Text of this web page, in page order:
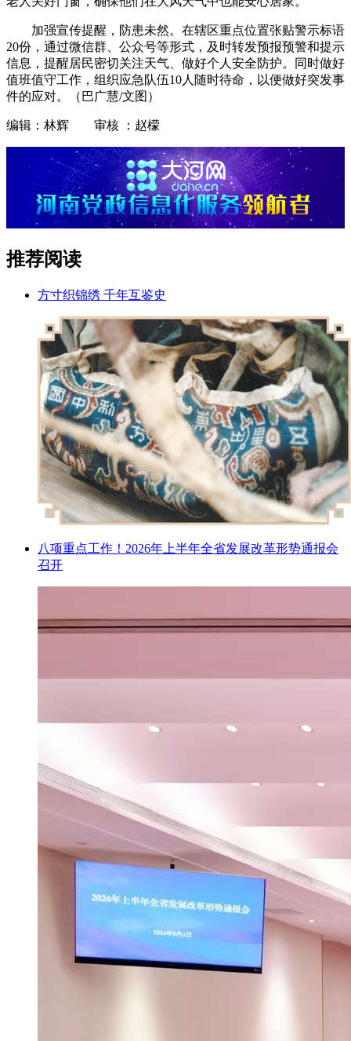
加强宣传提醒，防患未然。在辖区重点位置张贴警示标语
20份，通过微信群、公众号等形式，及时转发预报预警和提示
信息，提醒居民密切关注天气、做好个人安全防护。同时做好
值班值守工作，组织应急队伍10人随时待命，以便做好突发事
件的应对。（巴广慧/文图）
编辑：林辉 审核 ：赵檬
推荐阅读
方寸织锦绣 千年互鉴史
八项重点工作！2026年上半年全省发展改革形势通报会
召开